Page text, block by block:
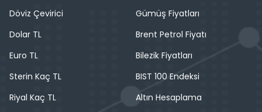
Döviz Çevirici
Dolar TL
Euro TL
Sterin Kaç TL
Riyal Kaç TL
Gümüş Fiyatları
Brent Petrol Fiyatı
Bilezik Fiyatları
BIST 100 Endeksi
Altın Hesaplama